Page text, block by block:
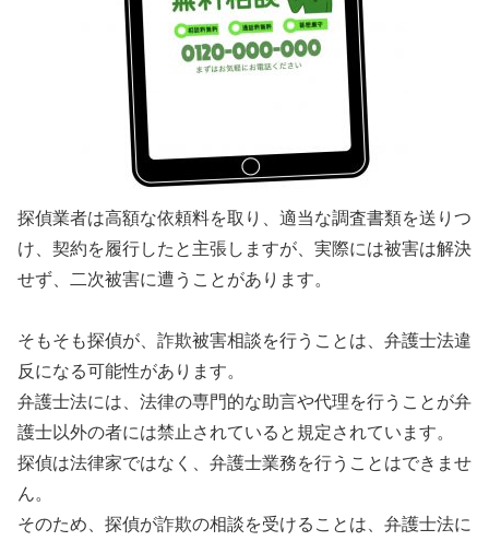
探偵業者は高額な依頼料を取り、適当な調査書類を送りつ
け、契約を履行したと主張しますが、実際には被害は解決
せず、二次被害に遭うことがあります。
そもそも探偵が、詐欺被害相談を行うことは、弁護士法違
反になる可能性があります。
弁護士法には、法律の専門的な助言や代理を行うことが弁
護士以外の者には禁止されていると規定されています。
探偵は法律家ではなく、弁護士業務を行うことはできませ
ん。
そのため、探偵が詐欺の相談を受けることは、弁護士法に